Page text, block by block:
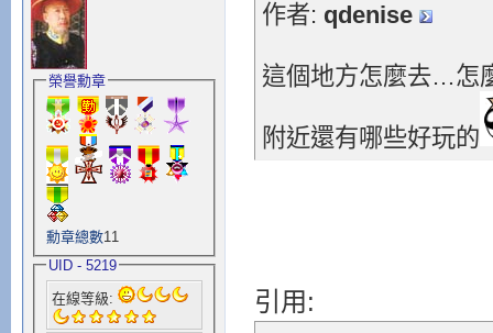
榮譽勳章
勳章總數11
UID - 5219
在線等級:
作者: qdenise
這個地方怎麼去…怎
附近還有哪些好玩的
引用: